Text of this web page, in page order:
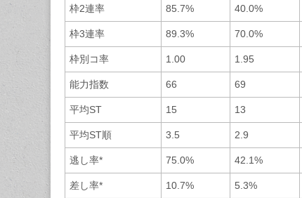
枠2連率 85.7% 40.0%
枠3連率 89.3% 70.0%
枠別コ率 1.00 1.95
能力指数 66 69
平均ST 15 13
平均ST順 3.5 2.9
逃し率* 75.0% 42.1%
差し率* 10.7% 5.3%